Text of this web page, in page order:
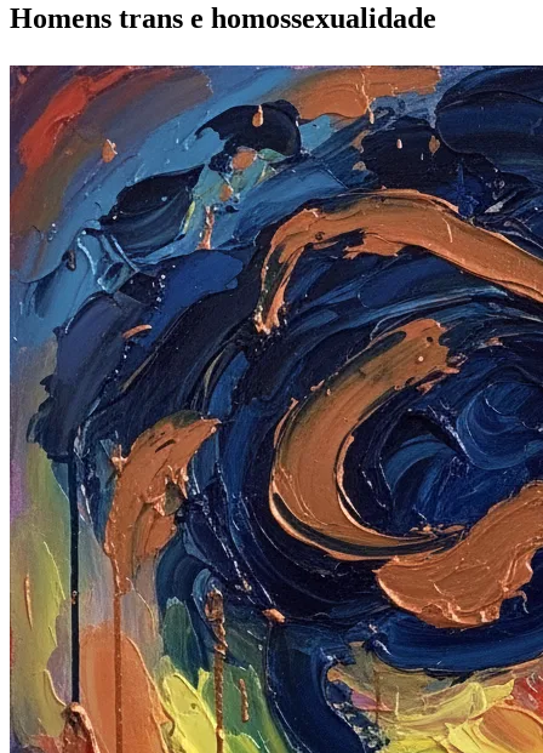
Homens trans e homossexualidade